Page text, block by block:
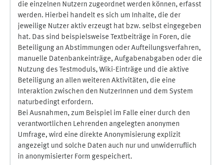
die einzelnen Nutzern zugeordnet werden können, erfasst
werden. Hierbei handelt es sich um Inhalte, die der
jeweilige Nutzer aktiv erzeugt hat bzw. selbst eingegeben
hat. Das sind beispielsweise Textbeiträge in Foren, die
Beteiligung an Abstimmungen oder Aufteilungsverfahren,
manuelle Datenbankeinträge, Aufgabenabgaben oder die
Nutzung des Testmoduls, Wiki-Einträge und die aktive
Beteiligung an allen weiteren Aktivitäten, die eine
Interaktion zwischen den NutzerInnen und dem System
naturbedingt erfordern.
Bei Ausnahmen, zum Beispiel im Falle einer durch den
verantwortlichen Lehrenden angelegten anonymen
Umfrage, wird eine direkte Anonymisierung explizit
angezeigt und solche Daten auch nur und unwiderruflich
in anonymisierter Form gespeichert.